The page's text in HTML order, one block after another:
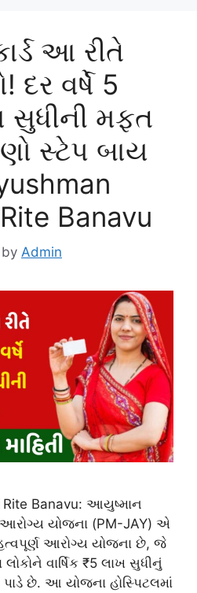
આ રીતે
દર વર્ષે 5
સુધીની મફત
સ્ટેપ બાય
Banavu
by Admin
Rite Banavu: આયુષ્માન
યોજના (PM-JAY) એ
આરોગ્ય યોજના છે, જે
વાર્ષિક ₹5 લાખ સુધીનું
છે. આ યોજના હોસ્પિટલમાં